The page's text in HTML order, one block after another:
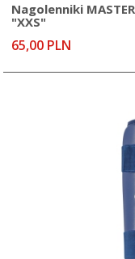
Nagolenniki
"XXS"
65,00 PLN